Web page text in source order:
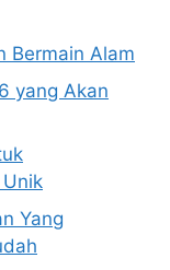
Bermain Alam
yang Akan
Yang